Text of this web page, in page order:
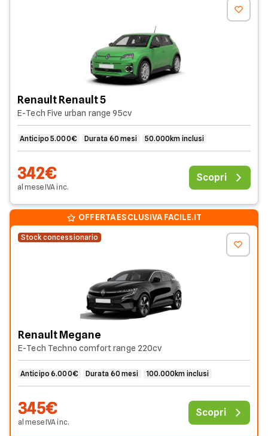
Renault Renault 5
E-Tech Five urban range 95cv
Anticipo 5.000€ Durata 60 mesi 50.000km inclusi
342€
al meseIVAinc.
Scopri
OFFERTA ESCLUSIVA FACILE.IT
Stock concessionario
Renault Megane
E-Tech Techno comfort range 220cv
Anticipo 6.000€ Durata 60 mesi 100.000km inclusi
345€
al meseIVAinc.
Scopri